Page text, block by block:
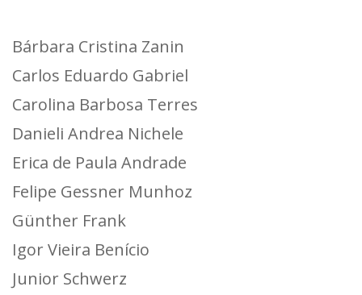
Bárbara Cristina Zanin
Carlos Eduardo Gabriel
Carolina Barbosa Terres
Danieli Andrea Nichele
Erica de Paula Andrade
Felipe Gessner Munhoz
Günther Frank
Igor Vieira Benício
Junior Schwerz